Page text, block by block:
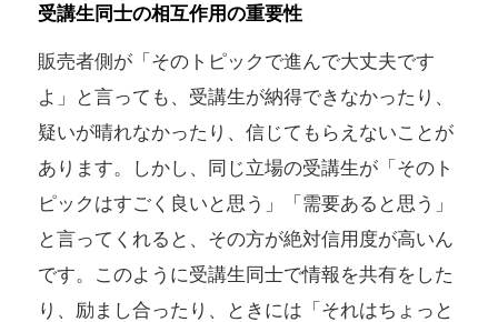
受講生同士の相互作用の重要性
販売者側が「そのトピックで進んで大丈夫です
よ」と言っても、受講生が納得できなかったり、
疑いが晴れなかったり、信じてもらえないことが
あります。しかし、同じ立場の受講生が「そのト
ピックはすごく良いと思う」「需要あると思う」
と言ってくれると、その方が絶対信用度が高いん
です。このように受講生同士で情報を共有をした
り、励まし合ったり、ときには「それはちょっと